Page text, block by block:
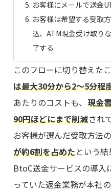
お客様にメールで送金
お客様は希望する受取
込、ATM現金受け取り
了する
このフローに切り替えた
は最大30分から2～5分程
あたりのコストも、現金
90円ほどにまで削減され
お客様が選んだ受取方法
が約6割を占めたという結
BtoC送金サービスの導入
っていた返金業務が本社